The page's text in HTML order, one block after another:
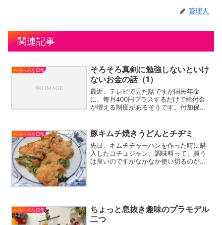
管理人
関連記事
へろへろな日常
そろそろ真剣に勉強しないといけ
ないお金の話（1）
最近、テレビで見た話ですが国民年金
に、毎月400円プラスするだけで給付金
が増える制度があるそうです。付加保険
が増えるのかは？ですが、毎月400円程
度だったらコーヒー（...
へろへろな日常 豚キムチ焼きうどんとチヂミ
先日、キムチチャーハンを作った時に購
入したコチュジャン。調味料って、買う
は良いのですがなかなか使い切るのが難
へろへろな日常
ちょっと息抜き趣味のプラモデル
二つ